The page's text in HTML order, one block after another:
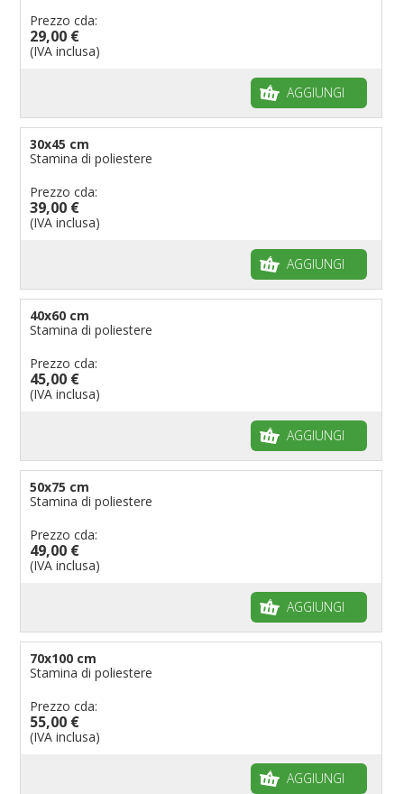
Prezzo cda:
29,00 €
(IVA inclusa)
AGGIUNGI
30x45 cm
Stamina di poliestere
Prezzo cda:
39,00 €
(IVA inclusa)
AGGIUNGI
40x60 cm
Stamina di poliestere
Prezzo cda:
45,00 €
(IVA inclusa)
AGGIUNGI
50x75 cm
Stamina di poliestere
Prezzo cda:
49,00 €
(IVA inclusa)
AGGIUNGI
70x100 cm
Stamina di poliestere
Prezzo cda:
55,00 €
(IVA inclusa)
AGGIUNGI